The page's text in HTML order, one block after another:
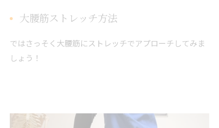
大腰筋ストレッチ方法
ではさっそく大腰筋にストレッチでアプローチしてみま
しょう！